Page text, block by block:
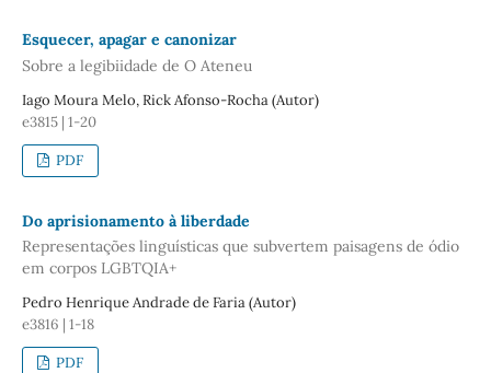
Esquecer, apagar e canonizar
Sobre a legibiidade de O Ateneu
Iago Moura Melo, Rick Afonso-Rocha (Autor)
e3815 | 1-20
PDF
Do aprisionamento à liberdade
Representações linguísticas que subvertem paisagens de ódio
em corpos LGBTQIA+
Pedro Henrique Andrade de Faria (Autor)
e3816 | 1-18
PDF